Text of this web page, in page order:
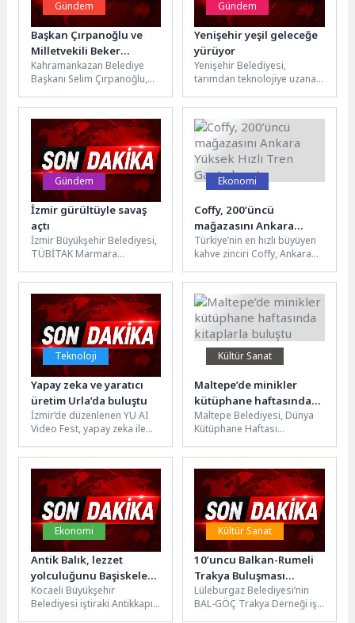
Gündem
Başkan Çırpanoğlu ve
Milletvekili Beker
Sahada
Kahramankazan Belediye
Başkanı Selim Çırpanoğlu,
Adnan Beker ile birlikte Salı
pazarını ziyaret...
Gündem
Yenişehir yeşil geleceğe
yürüyor
Yenişehir Belediyesi,
tarımdan teknolojiye uzanan
aştı. Avrupa Komisyonu’nun
elit projelerine davet
edilen...
Gündem
İzmir gürültüyle savaş
açtı
İzmir Büyükşehir Belediyesi,
TÜBİTAK Marmara
birliğiyle çevresel gürültüye
karşı kapsamlı bir...
Ekonomi
Coffy, 200’üncü
mağazasını Ankara
Yüksek Hızlı Tren
Garı’nda açtı
Türkiye’nin en hızlı büyüyen
kahve zinciri Coffy, Ankara
açtığı 200’üncü
mağazasıyla...
Teknoloji
Yapay zeka ve yaratıcı
üretim Urla’da buluştu
İzmir’de düzenlenen YU AI
Video Fest, yapay zeka ile
genç üreticiler,
akademisyenler...
Kültür Sanat
Maltepe’de minikler
kütüphane haftasında
kitaplarla buluştu
Maltepe Belediyesi, Dünya
Kütüphane Haftası
öğrencilerini Yalvaç Ural
Çocuk Kütüphanesi ve
Oyuncak Müzesi’nde...
Ekonomi
Antik Balık, lezzet
yolculuğunu Başiskele
sahile taşıdı
Kocaeli Büyükşehir
Belediyesi iştiraki Antikkapı
Kültür Sanat
10’uncu Balkan-Rumeli
Trakya Buluşması
gerçekleştirildi
Lüleburgaz Belediyesi’nin
BAL-GÖÇ Trakya Derneği iş